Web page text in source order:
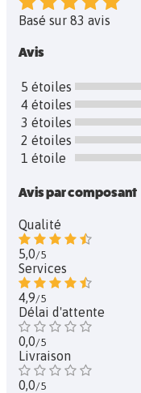
Basé sur 83 avis
Avis
5 étoiles
4 étoiles
3 étoiles
2 étoiles
1 étoile
Avis par composant
Qualité
5,0/5
Services
4,9/5
Délai d'attente
0,0/5
Livraison
0,0/5